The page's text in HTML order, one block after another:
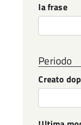
la frase
Periodo
Creato